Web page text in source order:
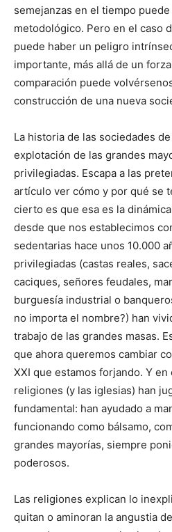
semejanzas en el tiempo
metodológico. Pero en el caso
puede haber un peligro
importante, más allá de un
comparación puede
construcción de una nueva
La historia de las sociedades
explotación de las grandes
privilegiadas. Escapa a las
artículo ver cómo y por qué se
cierto es que esa es la
desde que nos establecimos
sedentarias hace unos 10.000
privilegiadas (castas reales,
caciques, señores feudales,
burguesía industrial o
no importa el nombre?) han
trabajo de las grandes masas.
que ahora queremos cambiar
XXI que estamos forjando. Y en
religiones (y las iglesias) han
fundamental: han ayudado a
funcionando como bálsamo,
grandes mayorías, siempre
poderosos.
Las religiones explican lo
quitan o aminoran la angustia